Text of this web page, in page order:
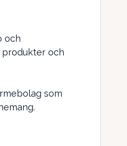
och
produkter och
som